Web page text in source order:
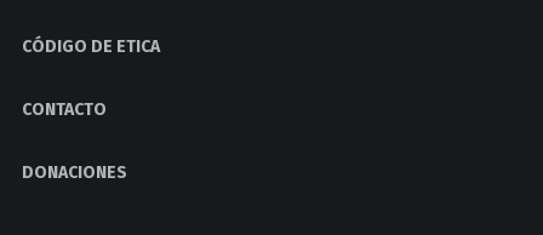
CÓDIGO DE ETICA
CONTACTO
DONACIONES